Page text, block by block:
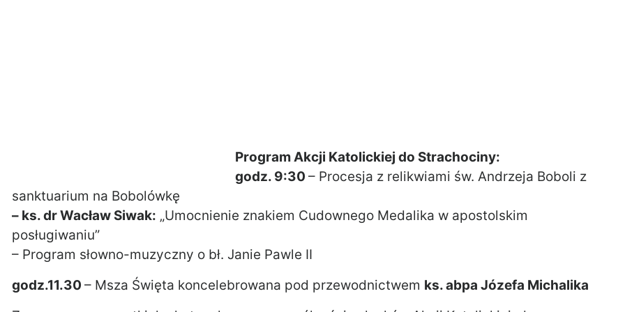
Program Akcji Katolickiej do Strachociny:
godz. 9:30 – Procesja z relikwiami św. Andrzeja Boboli z
sanktuarium na Bobolówkę
– ks. dr Wacław Siwak: „Umocnienie znakiem Cudownego Medalika w apostolskim
posługiwaniu”
– Program słowno-muzyczny o bł. Janie Pawle II
godz.11.30 – Msza Święta koncelebrowana pod przewodnictwem ks. abpa Józefa Michalika